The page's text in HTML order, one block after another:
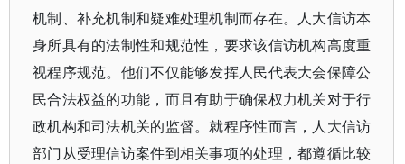
机制、补充机制和疑难处理机制而存在。人大信访本
身所具有的法制性和规范性，要求该信访机构高度重
视程序规范。他们不仅能够发挥人民代表大会保障公
民合法权益的功能，而且有助于确保权力机关对于行
政机构和司法机关的监督。就程序性而言，人大信访
部门从受理信访案件到相关事项的处理，都遵循比较